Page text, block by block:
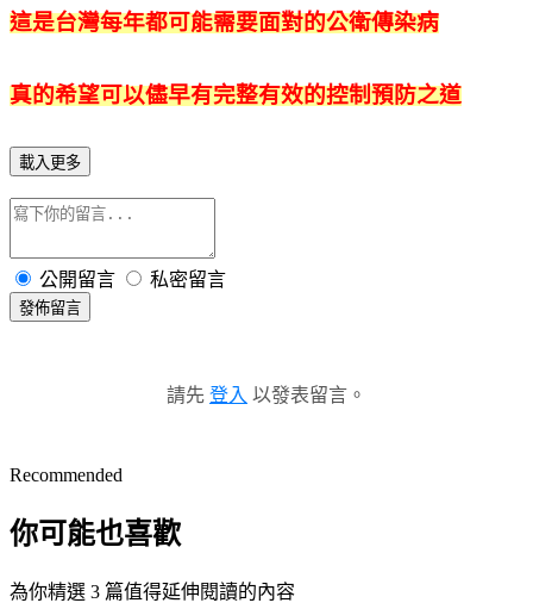
這是台灣每年都可能需要面對的公衛傳染病
真的希望可以儘早有完整有效的控制預防之道
載入更多
公開留言 私密留言
發佈留言
請先 登入 以發表留言。
Recommended
你可能也喜歡
為你精選 3 篇值得延伸閱讀的內容